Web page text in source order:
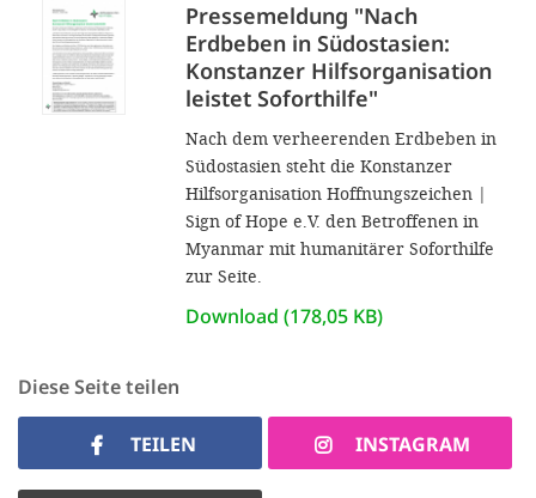
Pressemeldung "Nach
Erdbeben in Südostasien:
Konstanzer Hilfsorganisation
leistet Soforthilfe"
Nach dem verheerenden Erdbeben in
Südostasien steht die Konstanzer
Hilfsorganisation Hoffnungszeichen |
Sign of Hope e.V. den Betroffenen in
Myanmar mit humanitärer Soforthilfe
zur Seite.
Download (178,05 KB)
Diese Seite teilen
TEILEN INSTAGRAM